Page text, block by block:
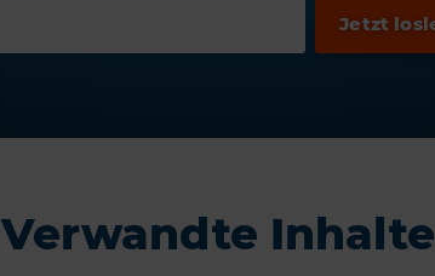
Verwandte Inhalte